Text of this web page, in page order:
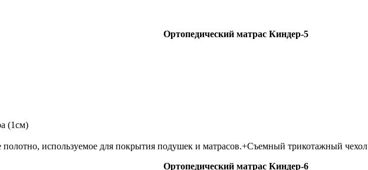
Ортопедический матрас Киндер-5
(1см)
используемое для покрытия подушек и матрасов.+Съемный трикотажный чехол
Ортопедический матрас Киндер-6